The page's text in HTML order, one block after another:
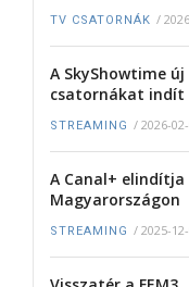
TV CSATORNÁK /
A SkyShowtime
csatornákat indít
STREAMING / 2026-
A Canal+
Magyarországon
STREAMING / 2025-